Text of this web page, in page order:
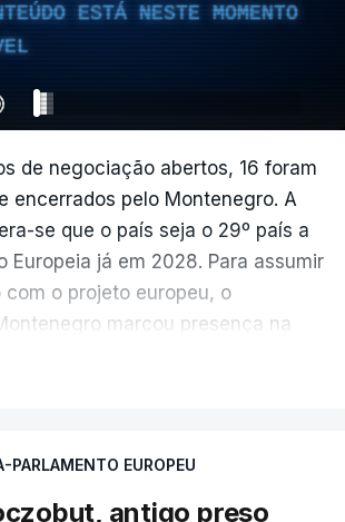
ESTÁ NESTE MOMENTO
de negociação abertos, 16 foram
encerrados pelo Montenegro. A
se que o país seja o 29º país a
Europeia já em 2028. Para assumir
com o projeto europeu, o
marcou presença na
PARLAMENTO EUROPEU
antigo preso